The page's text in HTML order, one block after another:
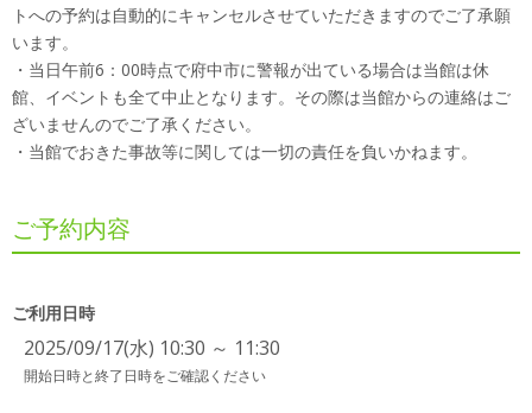
トへの予約は自動的にキャンセルさせていただきますのでご了承願
います。
・当日午前6：00時点で府中市に警報が出ている場合は当館は休
館、イベントも全て中止となります。その際は当館からの連絡はご
ざいませんのでご了承ください。
・当館でおきた事故等に関しては一切の責任を負いかねます。
ご予約内容
ご利用日時
2025/09/17(水) 10:30 ～ 11:30
開始日時と終了日時をご確認ください